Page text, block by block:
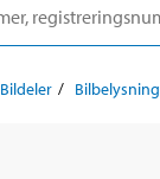
Bildeler Bilbelysning